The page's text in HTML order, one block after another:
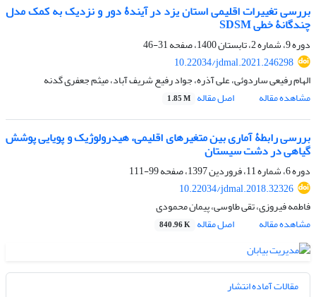
بررسی تغییرات اقلیمی استان یزد در آیندۀ دور و نزدیک به کمک مدل
چندگانۀ خطی SDSM
دوره 9، شماره 2، تابستان 1400، صفحه
31-46
10.22034/jdmal.2021.246298
الهام رفیعی ساردوئی، علی آذره، جواد رفیع شریف آباد، میثم جعفری گدنه
مشاهده مقاله
اصل مقاله 1.85 M
بررسی رابطۀ آماری بین متغیرهای اقلیمی، هیدرولوژیک و پویایی پوشش
گیاهی در دشت سیستان
دوره 6، شماره 11، فروردین 1397، صفحه
99-111
10.22034/jdmal.2018.32326
فاطمه فیروزی، تقی طاوسی، پیمان محمودی
مشاهده مقاله
اصل مقاله 840.96 K
مقالات آماده انتشار